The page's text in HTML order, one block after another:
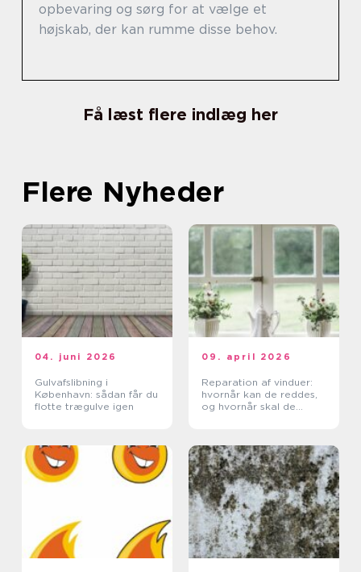
opbevaring og sørg for at vælge et
højskab, der kan rumme disse behov.
Få læst flere indlæg her
Flere Nyheder
04. juni 2026
Gulvafslibning i
København: sådan får du
flotte trægulve igen
09. april 2026
Reparation af vinduer:
hvornår kan de reddes,
og hvornår skal de